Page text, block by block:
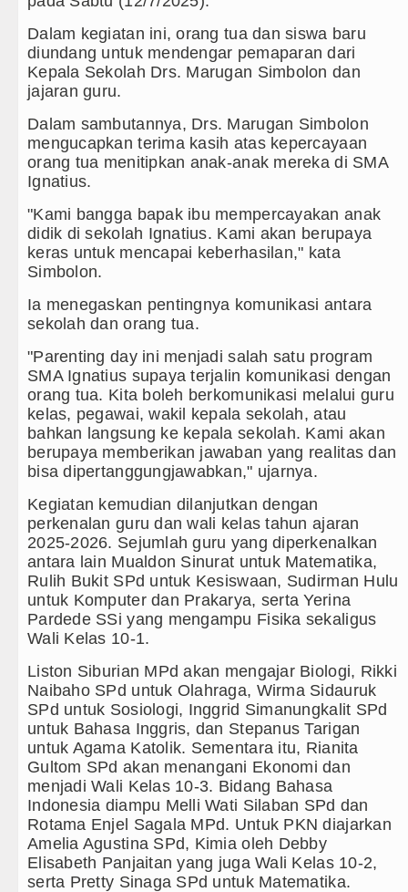
Juventus vs Inter Milan
Real Madrid Tandang ke
Bayern Munich Menang Tipis
Dewan Usul BUMD Sumut Kelola
Dugaan Penyimpangan Dana
Risiko Tertular HIV/AIDS Melalui
Bertekad Pulang Mantan PM
PSG vs Manchester United Laga
Juventus vs Inter Milan
Real Madrid Tandang ke
Bayern Munich Menang Tipis
Dalam kegiatan ini, orang tua dan siswa baru
diundang untuk mendengar pemaparan dari
Kepala Sekolah Drs. Marugan Simbolon dan
jajaran guru.
Dalam sambutannya, Drs. Marugan Simbolon
mengucapkan terima kasih atas kepercayaan
orang tua menitipkan anak-anak mereka di SMA
Ignatius.
"Kami bangga bapak ibu mempercayakan anak
didik di sekolah Ignatius. Kami akan berupaya
keras untuk mencapai keberhasilan," kata
Simbolon.
Ia menegaskan pentingnya komunikasi antara
sekolah dan orang tua.
"Parenting day ini menjadi salah satu program
SMA Ignatius supaya terjalin komunikasi dengan
orang tua. Kita boleh berkomunikasi melalui guru
kelas, pegawai, wakil kepala sekolah, atau
bahkan langsung ke kepala sekolah. Kami akan
berupaya memberikan jawaban yang realitas dan
bisa dipertanggungjawabkan," ujarnya.
Kegiatan kemudian dilanjutkan dengan
perkenalan guru dan wali kelas tahun ajaran
2025-2026. Sejumlah guru yang diperkenalkan
antara lain Mualdon Sinurat untuk Matematika,
Rulih Bukit SPd untuk Kesiswaan, Sudirman Hulu
untuk Komputer dan Prakarya, serta Yerina
Pardede SSi yang mengampu Fisika sekaligus
Wali Kelas 10-1.
Liston Siburian MPd akan mengajar Biologi, Rikki
Naibaho SPd untuk Olahraga, Wirma Sidauruk
SPd untuk Sosiologi, Inggrid Simanungkalit SPd
untuk Bahasa Inggris, dan Stepanus Tarigan
untuk Agama Katolik. Sementara itu, Rianita
Gultom SPd akan menangani Ekonomi dan
menjadi Wali Kelas 10-3. Bidang Bahasa
Indonesia diampu Melli Wati Silaban SPd dan
Rotama Enjel Sagala MPd. Untuk PKN diajarkan
Amelia Agustina SPd, Kimia oleh Debby
Elisabeth Panjaitan yang juga Wali Kelas 10-2,
serta Pretty Sinaga SPd untuk Matematika.